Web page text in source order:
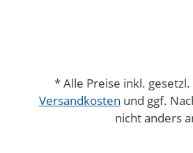
* Alle Preise inkl.
Versandkosten und ggf.
nicht anders